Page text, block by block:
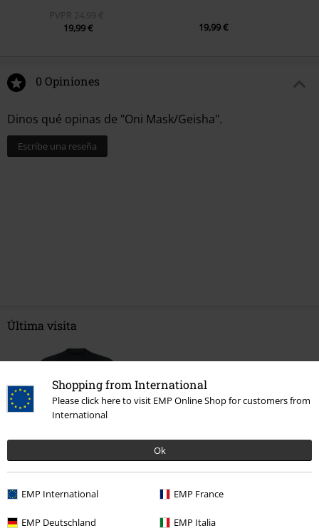
Shopping from International
Please click here to visit EMP Online Shop for customers from
International
Ok
EMP International EMP France
EMP Deutschland EMP Italia
PVPR 24,99 €
19,99 €
19,99 €
0 Opiniones
Dinos qué opinas de "Oni Mask/Geisha".
Escribe una reseña
Última visita